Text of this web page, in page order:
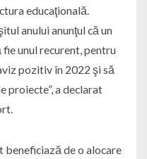
educaţională.
anului anunţul că un
unul recurent, pentru
pozitiv în 2022 şi să
proiecte”, a declarat
de o alocare